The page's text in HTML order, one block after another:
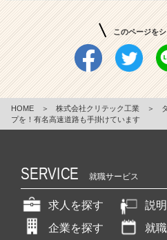
このページを
HOME ＞ 株式会社クリテック工業 ＞
プを！有名高速道路も手掛けています
SERVICE 就職サービス
求人を探す
説
企業を探す
就